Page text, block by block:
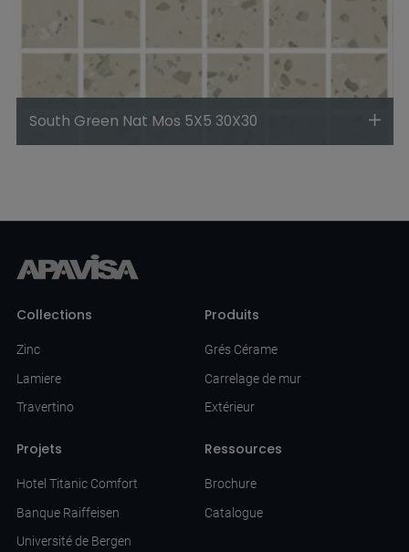
South Green Nat Mos 5X5 30X30
Collections
Zinc
Lamiere
Travertino
Produits
Grés Cérame
Carrelage de mur
Extérieur
Projets
Hotel Titanic Comfort
Banque Raiffeisen
Université de Bergen
Ressources
Brochure
Catalogue